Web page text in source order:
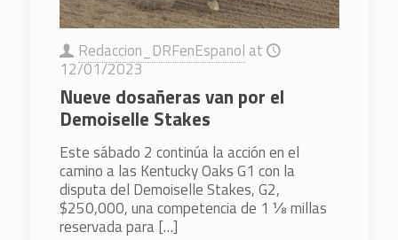
Redaccion_DRFenEspanol at
12/01/2023
Nueve dosañeras van por el
Demoiselle Stakes
Este sábado 2 continúa la acción en el
camino a las Kentucky Oaks G1 con la
disputa del Demoiselle Stakes, G2,
$250,000, una competencia de 1 ⅛ millas
reservada para[…]